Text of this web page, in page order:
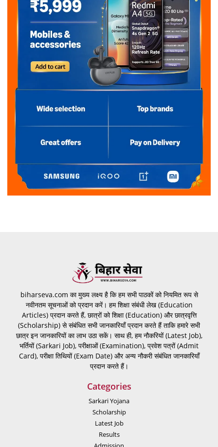
biharseva.com का मुख्य लक्ष्य है कि हम सभी पाठकों को नियमित रूप से
नवीनतम सूचनाओं को प्रदान करें। हम शिक्षा संबंधी लेख (Education
Articles) प्रदान करते हैं, छात्रों को शिक्षा (Education) और छात्रवृत्ति
(Scholarship) से संबंधित सभी जानकारियाँ प्रदान करते हैं ताकि हमारे सभी
छात्र इन जानकारियों का लाभ उठा सकें। साथ ही, हम नौकरियों (Latest Job),
भर्तियों (Sarkari Job), परीक्षाओं (Examination), प्रवेश पत्रों (Admit
Card), परीक्षा तिथियों (Exam Date) और अन्य नौकरी संबंधित जानकारियाँ
प्रदान करते हैं।
Categories
Sarkari Yojana
Scholarship
Latest Job
Results